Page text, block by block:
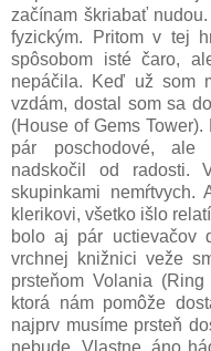
začínam škriabať
fyzickým. Pritom v tej
spôsobom isté čaro,
nepáčila. Keď už som
vzdám, dostal som sa
(House of Gems
pár poschodové, ale
nadskočil od radosti.
skupinkami nemŕtvych.
klerikovi, všetko išlo
bolo aj pár uctievačov
vrchnej knižnici veže
prsteňom Volania
ktorá nám pomôže
najprv musíme prsteň
nebude. Vlastne, áno